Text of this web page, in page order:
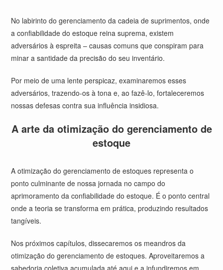
No labirinto do gerenciamento da cadeia de suprimentos, onde
a confiabilidade do estoque reina suprema, existem
adversários à espreita – causas comuns que conspiram para
minar a santidade da precisão do seu inventário.
Por meio de uma lente perspicaz, examinaremos esses
adversários, trazendo-os à tona e, ao fazê-lo, fortaleceremos
nossas defesas contra sua influência insidiosa.
A arte da otimização do gerenciamento de
estoque
A otimização do gerenciamento de estoques representa o
ponto culminante de nossa jornada no campo do
aprimoramento da confiabilidade do estoque. É o ponto central
onde a teoria se transforma em prática, produzindo resultados
tangíveis.
Nos próximos capítulos, dissecaremos os meandros da
otimização do gerenciamento de estoques. Aproveitaremos a
sabedoria coletiva acumulada até aqui e a infundiremos em